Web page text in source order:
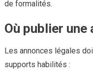
de formalités.
Où publier une
Les annonces légales
supports habilités :